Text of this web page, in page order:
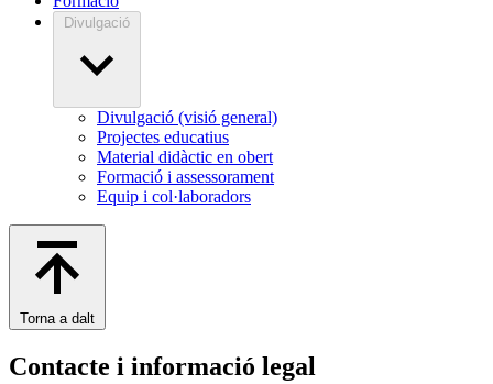
Divulgació
Divulgació (visió general)
Projectes educatius
Material didàctic en obert
Formació i assessorament
Equip i col·laboradors
Torna a dalt
Contacte i informació legal